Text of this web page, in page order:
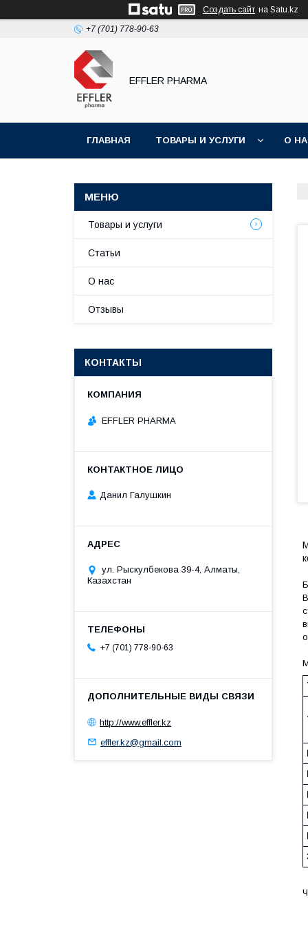
Создать сайт на Satu.kz
+7 (701) 778-90-63
EFFLER PHARMA
ГЛАВНАЯ ТОВАРЫ И УСЛУГИ О
Товары и услуги
Статьи
О нас
Отзывы
КОНТАКТЫ
EFFLER PHARMA
Данил Галушкин
ул. Рыскулбекова 39-4, Алматы,
Казахстан
+7 (701) 778-90-63
http://www.effler.kz
effler.kz@gmail.com